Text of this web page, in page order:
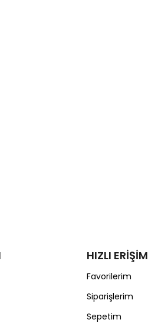
HIZLI ERİŞİM
Favorilerim
Siparişlerim
Sepetim